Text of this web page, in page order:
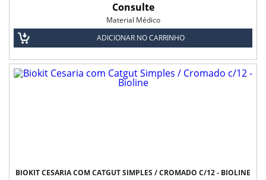
Consulte
Material Médico
ADICIONAR NO CARRINHO
BIOKIT CESARIA COM CATGUT SIMPLES / CROMADO C/12 - BIOLINE